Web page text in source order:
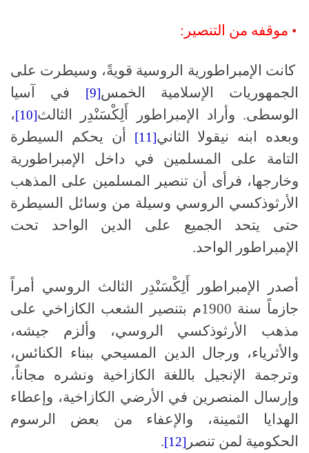
• موقفه من التنصير:
كانت الإمبراطورية الروسية قويةً، وسيطرت على
الجمهوريات الإسلامية الخمس[9]
في آسيا
الوسطى. وأراد الإمبراطور أَلِكْسَنْدِر الثالث[10]
،
وبعده ابنه نيقولا الثاني[11]
أن يحكم السيطرة
التامة على المسلمين في داخل الإمبراطورية
وخارجها، فرأى أن تنصير المسلمين على المذهب
الأرثوذكسي الروسي وسيلة من وسائل السيطرة
حتى يتحد الجميع على الدين الواحد تحت
الإمبراطور الواحد.
أصدر الإمبراطور أَلِكْسَنْدِر الثالث الروسي أمراً
جازماً سنة 1900م بتنصير الشعب الكازاخي على
مذهب الأرثوذكسي الروسي، وألزم جيشه،
والأثرياء، ورجال الدين المسيحي ببناء الكنائس،
وترجمة الإنجيل باللغة الكازاخية ونشره مجاناً،
وإرسال المنصرين في الأرضي الكازاخية، وإعطاء
الهدايا الثمينة، والإعفاء من بعض الرسوم
الحكومية لمن تنصر [12]
.